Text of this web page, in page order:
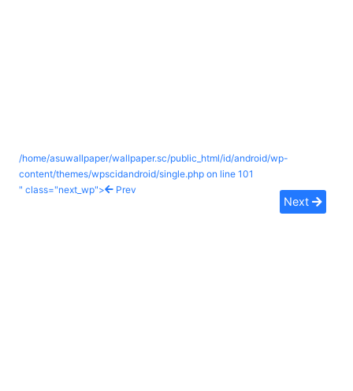
/home/asuwallpaper/wallpaper.sc/public_html/id/android/wp-
content/themes/wpscidandroid/single.php on line 101
" class="next_wp">
Prev
Next